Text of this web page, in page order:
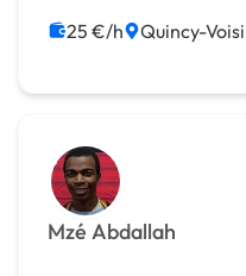
25 €/h Quincy-
Mzé Abdallah